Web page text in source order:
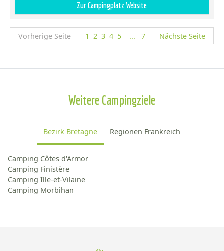
Zur Campingplatz Website
Vorherige Seite 1 2 3 4 5 ... 7 Nächste Seite
Weitere Campingziele
Bezirk Bretagne Regionen Frankreich
Camping Côtes d'Armor
Camping Finistère
Camping Ille-et-Vilaine
Camping Morbihan